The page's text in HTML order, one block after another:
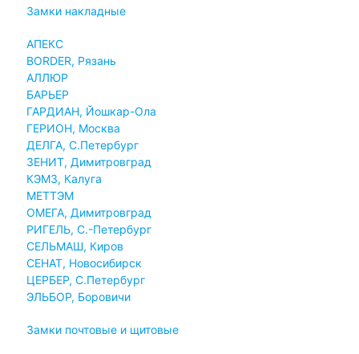
Замки накладные
АПЕКС
BORDER, Рязань
АЛЛЮР
БАРЬЕР
ГАРДИАН, Йошкар-Ола
ГЕРИОН, Москва
ДЕЛГА, С.Петербург
ЗЕНИТ, Димитровград
КЭМЗ, Калуга
МЕТТЭМ
ОМЕГА, Димитровград
РИГЕЛЬ, С.-Петербург
СЕЛЬМАШ, Киров
СЕНАТ, Новосибирск
ЦЕРБЕР, С.Петербург
ЭЛЬБОР, Боровичи
Замки почтовые и щитовые